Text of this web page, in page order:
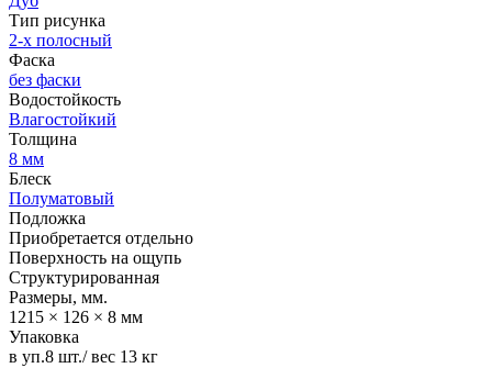
Тип рисунка
2-х полосный
Фаска
без фаски
Водостойкость
Влагостойкий
Толщина
8 мм
Блеск
Полуматовый
Подложка
Приобретается отдельно
Поверхность на ощупь
Структурированная
Размеры, мм.
1215 × 126 × 8 мм
Упаковка
в уп.8 шт./ вес 13 кг